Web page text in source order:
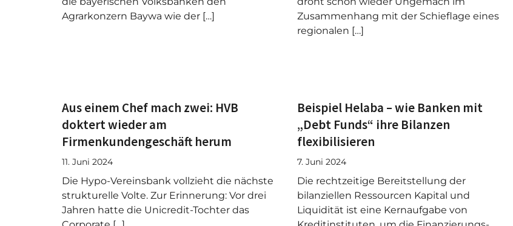
Agrarkonzern Baywa wie der […]
Zusammenhang mit der Schieflage eines
regionalen […]
Aus einem Chef mach zwei: HVB
doktert wieder am
Firmenkundengeschäft herum
11. Juni 2024
Die Hypo-Vereinsbank vollzieht die nächste
strukturelle Volte. Zur Erinnerung: Vor drei
Jahren hatte die Unicredit-Tochter das
Beispiel Helaba – wie Banken mit
„Debt Funds“ ihre Bilanzen
flexibilisieren
7. Juni 2024
Die rechtzeitige Bereitstellung der
bilanziellen Ressourcen Kapital und
Liquidität ist eine Kernaufgabe von